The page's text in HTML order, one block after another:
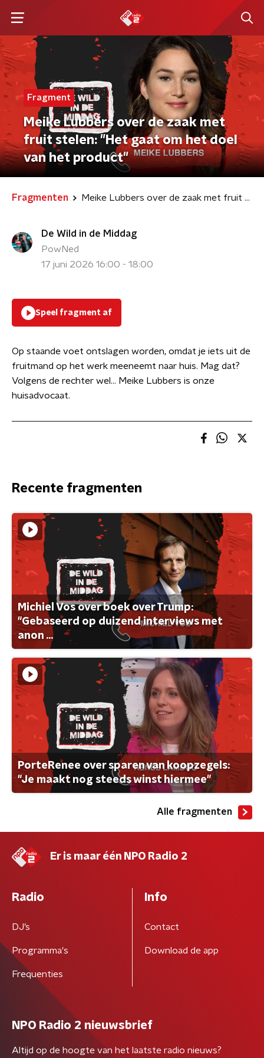
Fragment
Meike Lubbers over de zaak met
fruit stelen: "Het gaat om het doel
van het product"
Fragmenten Meike Lubbers over de zaak met fruit stelen: "Het gaat om het doel van het product"
De Wild in de Middag
PowNed
17 juni 2026 16:00 - 18:00
Speel fragment af
Op staande voet ontslagen worden, omdat je iets uit de
fruitmand op het werk meeneemt naar huis. Mag dat?
Volgens de rechter wel… Meike Lubbers is onze
huisadvocaat.
Recente fragmenten
Michiel Vos over boek over Trump:
"Gebaseerd op duizend interviews met
anon ...
PorteRenee over sparen van koopzegels:
"Je maakt nog steeds winst hiermee"
Alle fragmenten
Er is maar één NPO Radio 2
Radio
DJ’s
Programma's
Frequenties
Info
Contact
Download de app
NPO Radio 2 nieuwsbrief
Altijd op de hoogte van het laatste radio nieuws?